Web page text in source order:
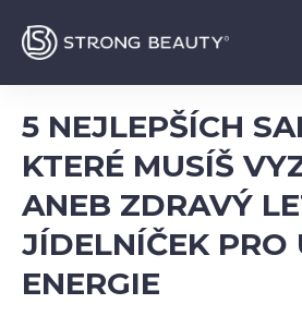
5 NEJLEPŠÍCH
KTERÉ MUSÍŠ
ANEB ZDRAVÝ
JÍDELNÍČEK PRO
ENERGIE